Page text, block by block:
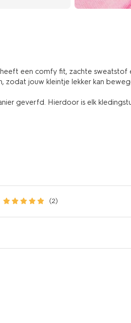
een comfy fit, zachte sweatstof
zodat jouw kleintje lekker kan
geverfd. Hierdoor is elk
(2)